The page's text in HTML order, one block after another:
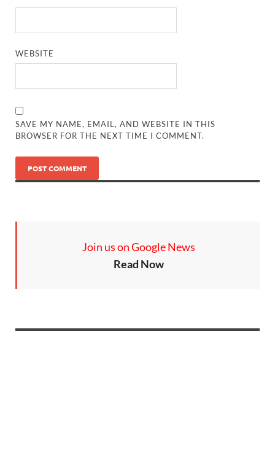
WEBSITE
SAVE MY NAME, EMAIL, AND WEBSITE IN THIS
BROWSER FOR THE NEXT TIME I COMMENT.
Join us on Google News
Read Now